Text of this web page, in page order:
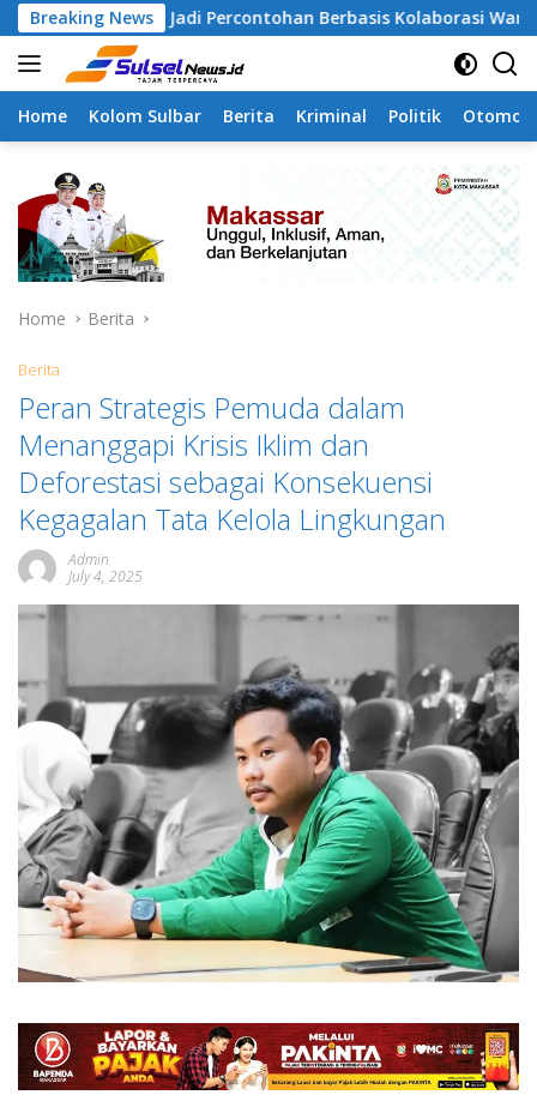
Skip
to
content
Breaking News
Jadi Percontohan Berbasis Kolaborasi Warga
Home Kolom Sulbar Berita Kriminal Politik
Home Berita
Berita
Peran Strategis Pemuda dalam
Menanggapi Krisis Iklim dan
Deforestasi sebagai Konsekuensi
Kegagalan Tata Kelola Lingkungan
Admin
July 4, 2025